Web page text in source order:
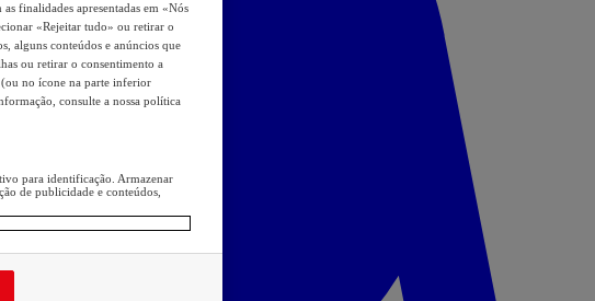
finalidades apresentadas em «Nós
«Rejeitar tudo» ou retirar o
alguns conteúdos e anúncios que
ou retirar o consentimento a
no ícone na parte inferior
consulte a nossa política
para identificação. Armazenar
de publicidade e conteúdos,